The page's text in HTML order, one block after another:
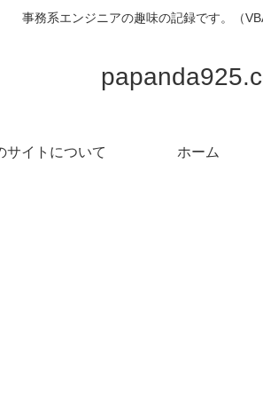
事務系エンジニアの趣味の記録です。（
サイトについて ホーム